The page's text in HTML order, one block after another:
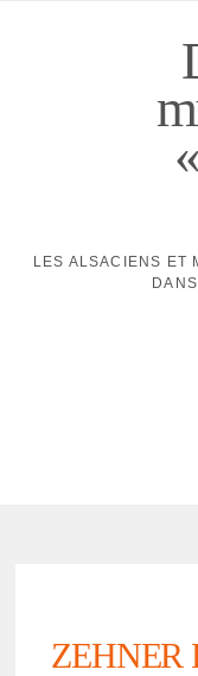
LES ALSACIENS ET
ZEHNER